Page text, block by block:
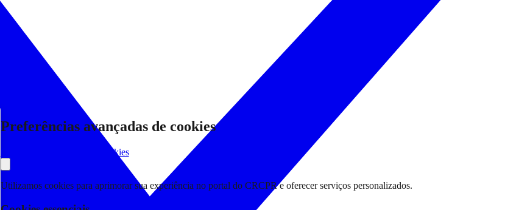
Preferências avançadas de cookies
Consultar Declaração de Cookies
Utilizamos cookies para aprimorar sua experiência no portal do CRCPR e oferecer serviços personalizados.